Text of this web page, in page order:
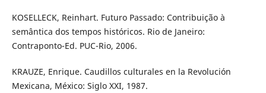
KOSELLECK, Reinhart. Futuro Passado: Contribuição à
semântica dos tempos históricos. Rio de Janeiro:
Contraponto-Ed. PUC-Rio, 2006.
KRAUZE, Enrique. Caudillos culturales en la Revolución
Mexicana, México: Siglo XXI, 1987.